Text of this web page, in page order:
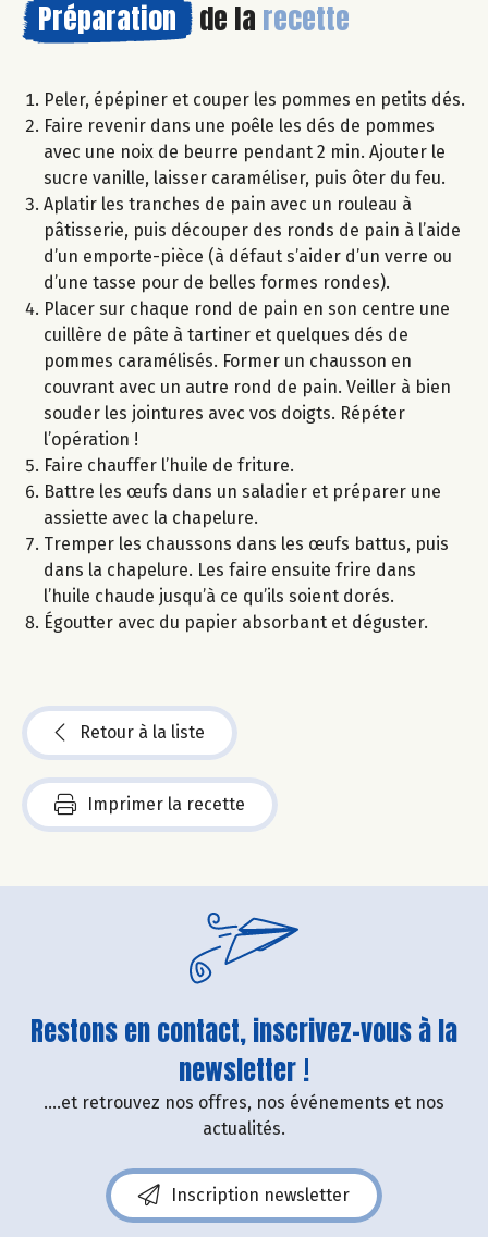
Préparation de la recette
Peler, épépiner et couper les pommes en petits dés.
Faire revenir dans une poêle les dés de pommes
avec une noix de beurre pendant 2 min. Ajouter le
sucre vanille, laisser caraméliser, puis ôter du feu.
Aplatir les tranches de pain avec un rouleau à
pâtisserie, puis découper des ronds de pain à l’aide
d’un emporte-pièce (à défaut s’aider d’un verre ou
d’une tasse pour de belles formes rondes).
Placer sur chaque rond de pain en son centre une
cuillère de pâte à tartiner et quelques dés de
pommes caramélisés. Former un chausson en
couvrant avec un autre rond de pain. Veiller à bien
souder les jointures avec vos doigts. Répéter
l’opération !
Faire chauffer l’huile de friture.
Battre les œufs dans un saladier et préparer une
assiette avec la chapelure.
Tremper les chaussons dans les œufs battus, puis
dans la chapelure. Les faire ensuite frire dans
l’huile chaude jusqu’à ce qu’ils soient dorés.
Égoutter avec du papier absorbant et déguster.
Retour à la liste
Imprimer la recette
Restons en contact, inscrivez-vous à la
newsletter !
....et retrouvez nos offres, nos événements et nos
actualités.
Inscription newsletter